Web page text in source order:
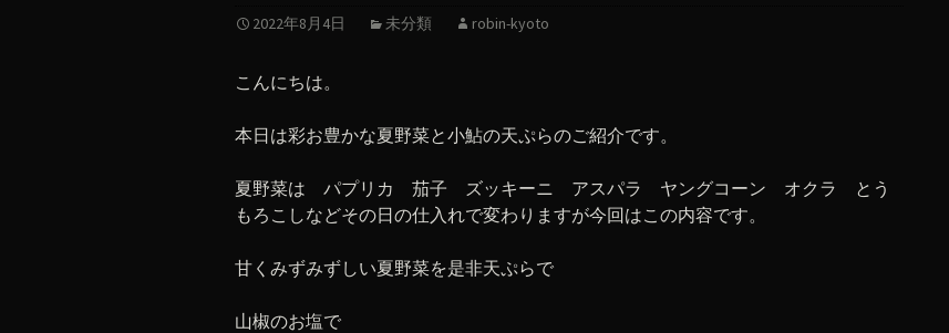
2022年8月4日 未分類 robin-kyoto
こんにちは。
本日は彩お豊かな夏野菜と小鮎の天ぷらのご紹介です。
夏野菜は パプリカ 茄子 ズッキーニ アスパラ ヤングコーン オクラ とう
もろこしなどその日の仕入れで変わりますが今回はこの内容です。
甘くみずみずしい夏野菜を是非天ぷらで
山椒のお塩で